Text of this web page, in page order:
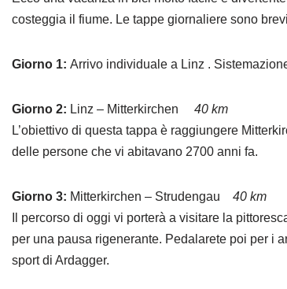
costeggia il fiume. Le tappe giornaliere sono
Giorno 1: Arrivo individuale a Linz .
Giorno 2: Linz – Mitterkirchen 40 km
L’obiettivo di questa tappa è raggiungere
delle persone che vi abitavano 2700 anni fa.
Giorno 3: Mitterkirchen – Strudengau 40 km
Il percorso di oggi vi porterà a visitare la
per una pausa rigenerante. Pedalarete poi per i
sport di Ardagger.